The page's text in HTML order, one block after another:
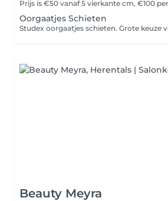
Prijs is €50 vanaf 5 vierkante cm, €100
Oorgaatjes Schieten
Beauty Meyra